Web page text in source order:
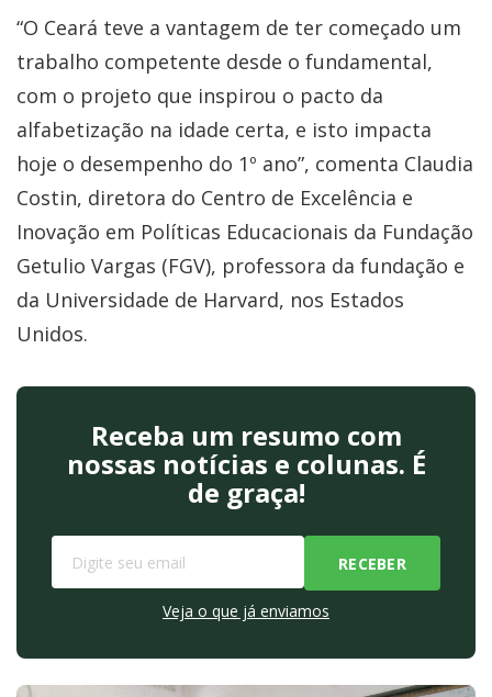
“O Ceará teve a vantagem de ter começado um
trabalho competente desde o fundamental,
com o projeto que inspirou o pacto da
alfabetização na idade certa, e isto impacta
hoje o desempenho do 1º ano”, comenta Claudia
Costin, diretora do Centro de Excelência e
Inovação em Políticas Educacionais da Fundação
Getulio Vargas (FGV), professora da fundação e
da Universidade de Harvard, nos Estados
Unidos.
Receba um resumo com
nossas notícias e colunas. É
de graça!
Veja o que já enviamos